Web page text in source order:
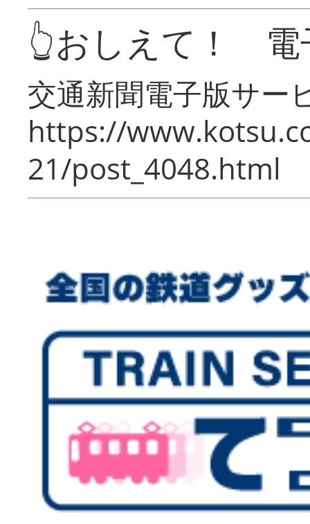
👆おしえて！ 電
交通新聞電子版サー
https://
21/post_4048.html